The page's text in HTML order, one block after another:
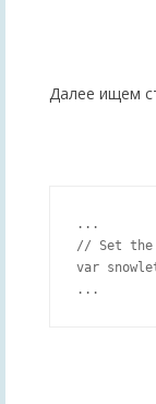
Далее ищем
...
// Set the
var